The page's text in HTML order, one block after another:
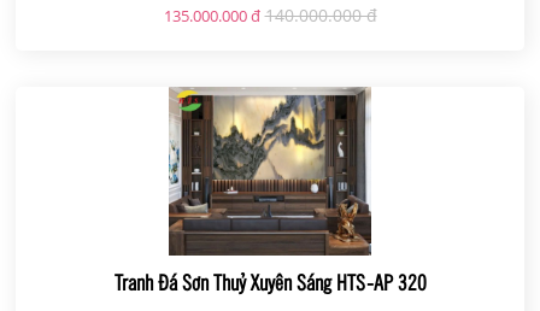
135.000.000 đ 140.000.000 đ
Tranh Đá Sơn Thuỷ Xuyên Sáng HTS-AP 320